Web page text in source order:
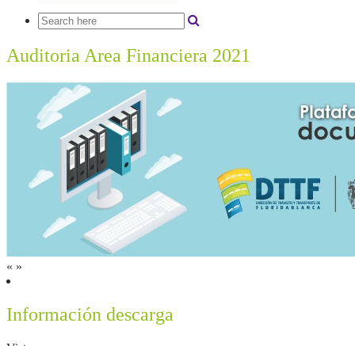
Auditoria Area Financiera 2021
« »
Información descarga